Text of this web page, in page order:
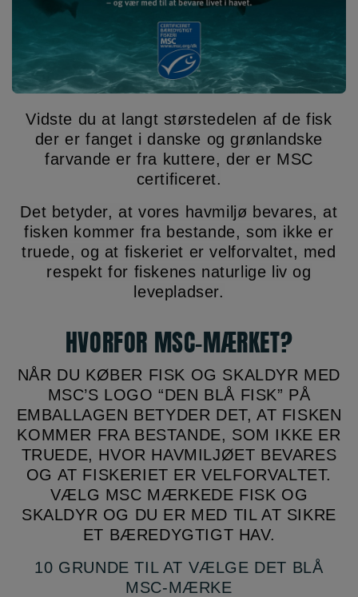
Vidste du at langt størstedelen af de fisk
der er fanget i danske og grønlandske
farvande er fra kuttere, der er MSC
certificeret.
Det betyder, at vores havmiljø bevares, at
fisken kommer fra bestande, som ikke er
truede, og at fiskeriet er velforvaltet, med
respekt for fiskenes naturlige liv og
levepladser.
HVORFOR MSC-MÆRKET?
NÅR DU KØBER FISK OG SKALDYR MED
MSC’S LOGO “DEN BLÅ FISK” PÅ
EMBALLAGEN BETYDER DET, AT FISKEN
KOMMER FRA BESTANDE, SOM IKKE ER
TRUEDE, HVOR HAVMILJØET BEVARES
OG AT FISKERIET ER VELFORVALTET.
VÆLG MSC MÆRKEDE FISK OG
SKALDYR OG DU ER MED TIL AT SIKRE
ET BÆREDYGTIGT HAV.
10 GRUNDE TIL AT VÆLGE DET BLÅ
MSC-MÆRKE